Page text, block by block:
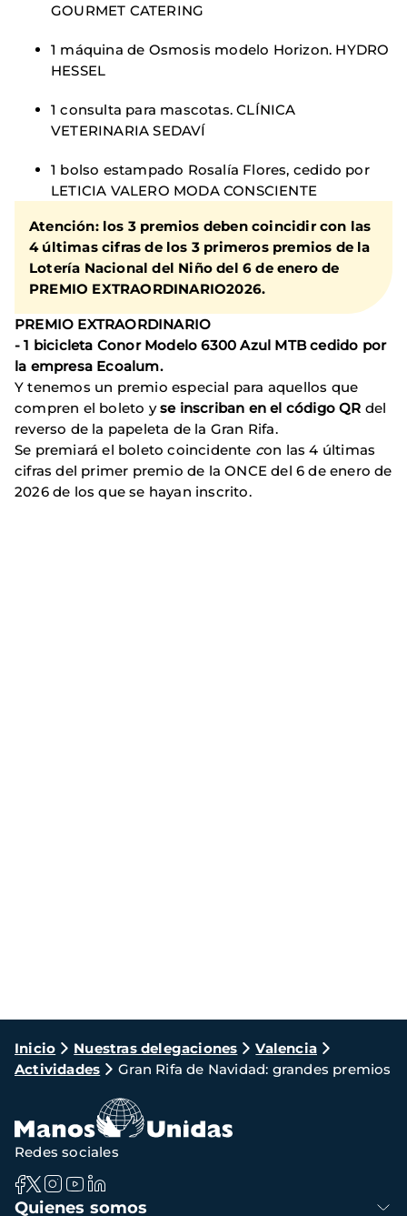
GOURMET CATERING
1 máquina de Osmosis modelo Horizon. HYDRO
HESSEL
1 consulta para mascotas. CLÍNICA
VETERINARIA SEDAVÍ
1 bolso estampado Rosalía Flores, cedido por
LETICIA VALERO MODA CONSCIENTE
Atención: los 3 premios deben coincidir con las
4 últimas cifras de los 3 primeros premios de la
Lotería Nacional del Niño del 6 de enero de
PREMIO EXTRAORDINARIO2026.
PREMIO EXTRAORDINARIO
- 1 bicicleta Conor Modelo 6300 Azul MTB cedido por
la empresa Ecoalum.
Y tenemos un premio especial para aquellos que
compren el boleto yse inscriban en el código QR del
reverso de la papeleta de la Gran Rifa.
Se premiará el boleto coincidente con las 4 últimas
cifras del primer premio de la ONCE del 6 de enero de
2026 de los que se hayan inscrito.
Ruta
de
navegación
Inicio Nuestras delegaciones
Valencia
Actividades
Gran Rifa de Navidad: grandes premios
Navegación
Quienes somos
Redes sociales